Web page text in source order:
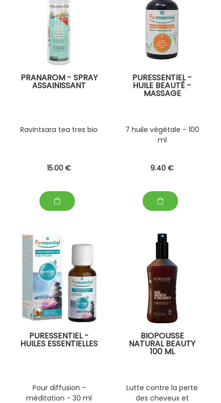
PRANAROM - SPRAY
ASSAINISSANT
Ravintsara tea tres bio
15.00 €
PURESSENTIEL -
HUILE BEAUTÉ -
MASSAGE
7 huile végétale - 100
ml
9.40 €
PURESSENTIEL -
HUILES ESSENTIELLES
Pour diffusion -
méditation - 30 ml
BIOPOUSSE
NATURAL BEAUTY
100 ML
Lutte contre la perte
des cheveux et